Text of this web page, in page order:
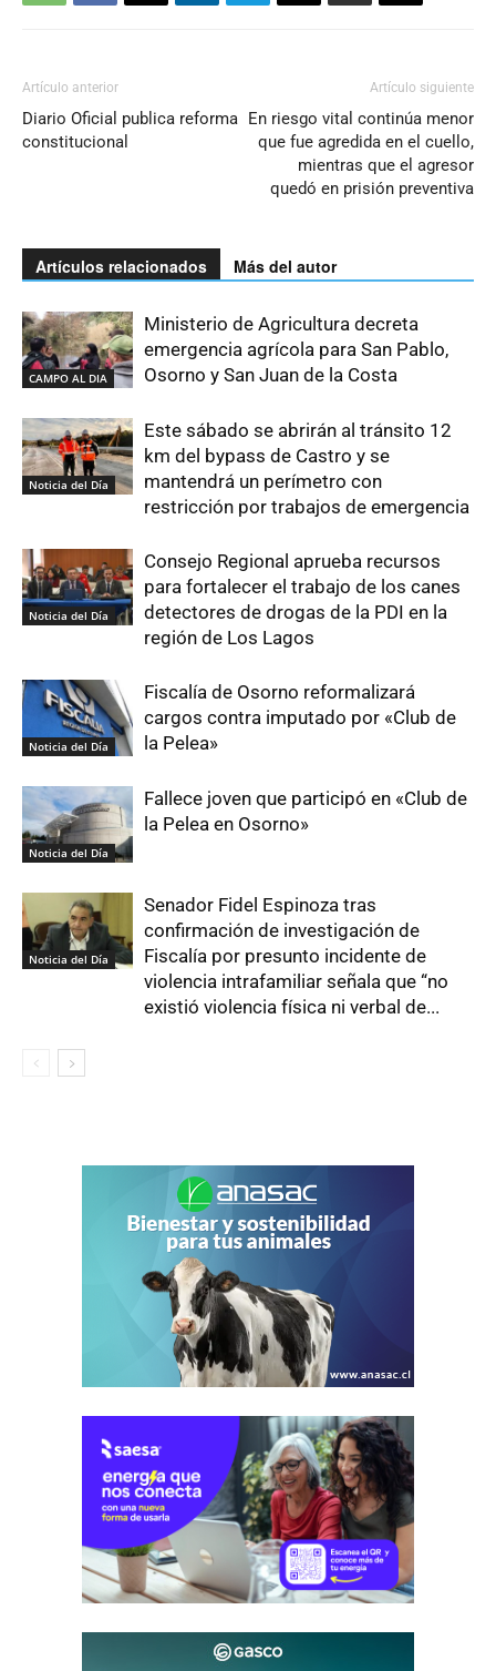
Artículo anterior
Diario Oficial publica reforma
constitucional
Artículo siguiente
En riesgo vital continúa menor
que fue agredida en el cuello,
mientras que el agresor
quedó en prisión preventiva
Artículos relacionados Más del autor
CAMPO AL DIA
Ministerio de Agricultura decreta
emergencia agrícola para San Pablo,
Osorno y San Juan de la Costa
Noticia del Día
Este sábado se abrirán al tránsito 12
km del bypass de Castro y se
mantendrá un perímetro con
restricción por trabajos de emergencia
Noticia del Día
Consejo Regional aprueba recursos
para fortalecer el trabajo de los canes
detectores de drogas de la PDI en la
región de Los Lagos
Noticia del Día
Fiscalía de Osorno reformalizará
cargos contra imputado por «Club de
la Pelea»
Noticia del Día
Fallece joven que participó en «Club de
la Pelea en Osorno»
Noticia del Día
Senador Fidel Espinoza tras
confirmación de investigación de
Fiscalía por presunto incidente de
violencia intrafamiliar señala que “no
existió violencia física ni verbal de...